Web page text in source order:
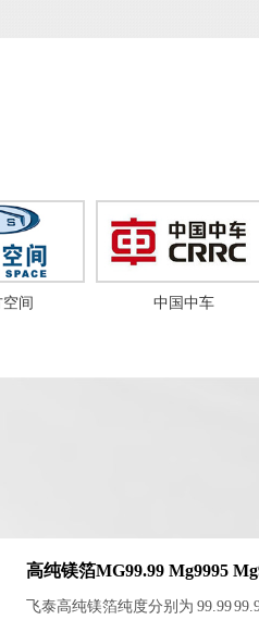
中国中车 远洋集团
高纯镁箔MG99.99 Mg9995
飞泰高纯镁箔纯度分别为 99.99